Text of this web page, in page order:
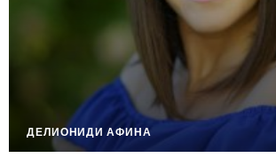
ДЕЛИОНИДИ АФИНА